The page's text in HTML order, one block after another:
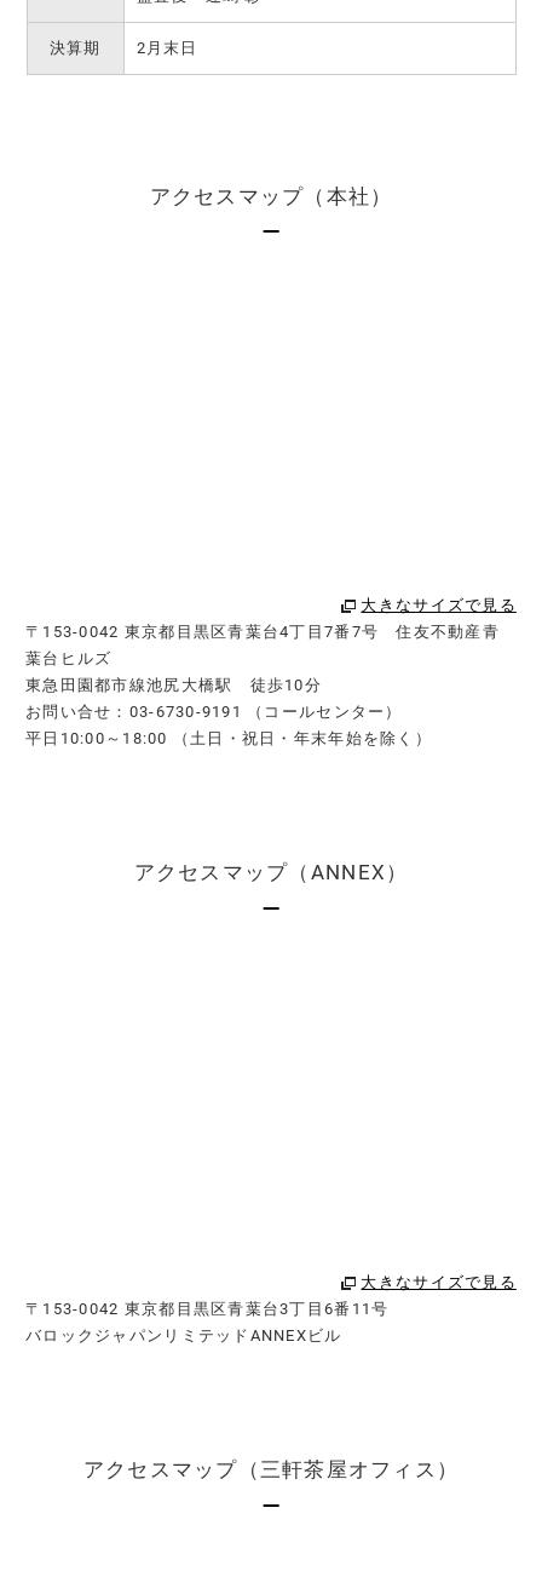
決算期 2月末日
アクセスマップ（本社）
大きなサイズで見る
〒153-0042 東京都目黒区青葉台4丁目7番7号 住友不動産青
葉台ヒルズ
東急田園都市線池尻大橋駅 徒歩10分
お問い合せ：03-6730-9191 （コールセンター）
平日10:00～18:00 （土日・祝日・年末年始を除く）
アクセスマップ（ANNEX）
大きなサイズで見る
〒153-0042 東京都目黒区青葉台3丁目6番11号
バロックジャパンリミテッドANNEXビル
アクセスマップ（三軒茶屋オフィス）